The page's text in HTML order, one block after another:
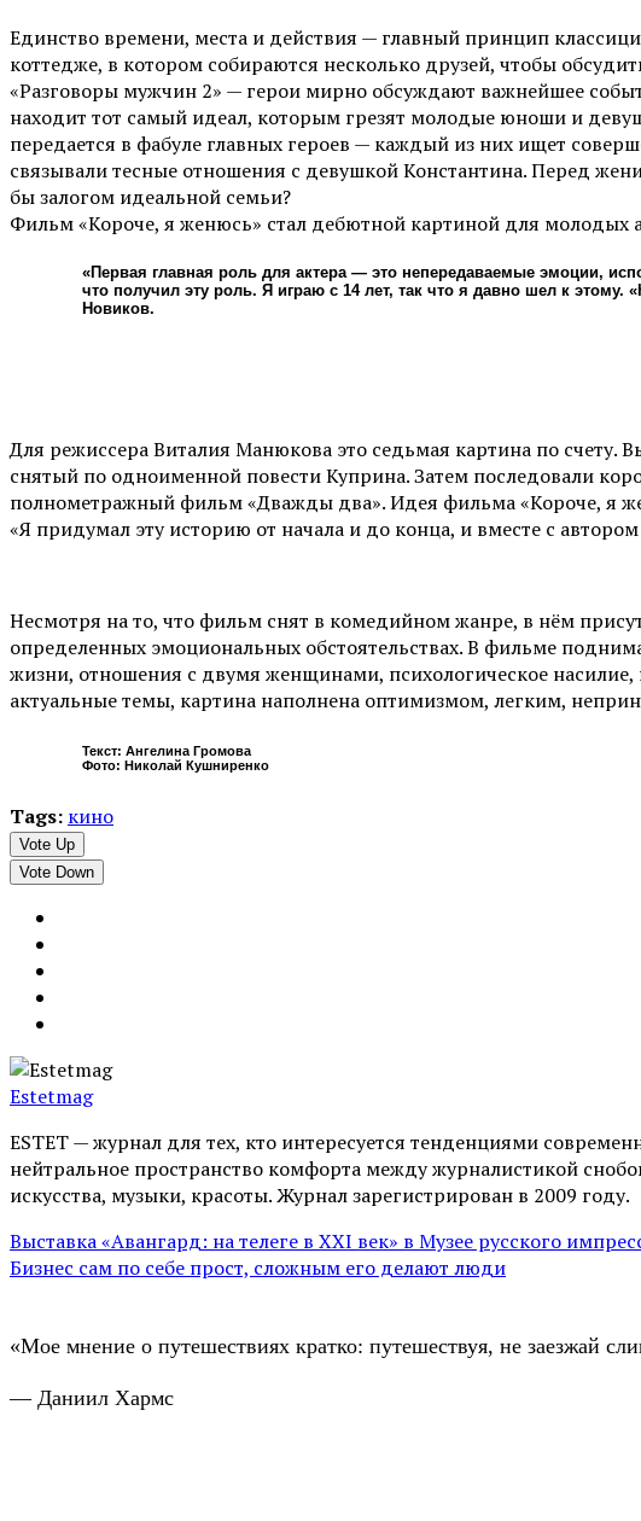
Единство времени, места и действия — главный принцип
коттедже, в котором собираются несколько друзей, чтобы
«Разговоры мужчин 2» — герои мирно обсуждают важнейшее
находит тот самый идеал, которым грезят молодые юноши и
передается в фабуле главных героев — каждый из них ищет
связывали тесные отношения с девушкой Константина. Перед
бы залогом идеальной семьи?
Фильм «Короче, я женюсь» стал дебютной картиной для молодых
«Первая главная роль для актера — это непередаваемые эмоции,
что получил эту роль. Я играю с 14 лет, так что я давно шел к
Новиков.
Для режиссера Виталия Манюкова это седьмая картина по
снятый по одноименной повести Куприна. Затем последовали
полнометражный фильм «Дважды два». Идея фильма «Короче, я
«Я придумал эту историю от начала и до конца, и вместе с
Несмотря на то, что фильм снят в комедийном жанре, в нём
определенных эмоциональных обстоятельствах. В фильме
жизни, отношения с двумя женщинами, психологическое насилие,
актуальные темы, картина наполнена оптимизмом, легким,
Текст: Ангелина Громова
Фото: Николай Кушниренко
Tags: кино
Vote Up
Vote Down
Estetmag
ESTET — журнал для тех, кто интересуeтся тенденциями
нейтральное пространство комфорта между журналистикой
искусства, музыки, красоты. Журнал зарегистрирован в 2009 году.
Выставка «Авангард: на телеге в XXI век» в Музее русского
Бизнес сам по себе прост, сложным его делают люди
«Мое мнение о путешествиях кратко: путешествуя, не заезжай
— Даниил Хармс